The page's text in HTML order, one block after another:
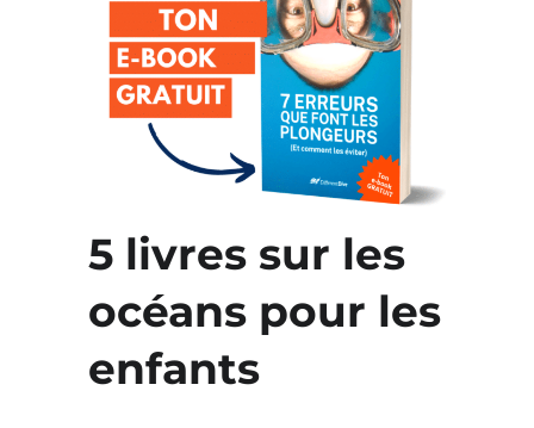
5 livres sur les
océans pour les
enfants